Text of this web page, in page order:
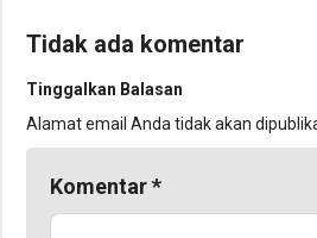
Tidak ada komentar
Tinggalkan Balasan
Alamat email Anda tidak akan
Komentar*